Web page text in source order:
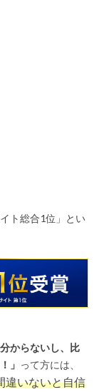
ト総合1位」とい
からないし、比
」 って方には、
違いないと自信